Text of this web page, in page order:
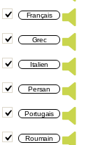
Français
Grec
Italien
Persan
Portugais
Roumain